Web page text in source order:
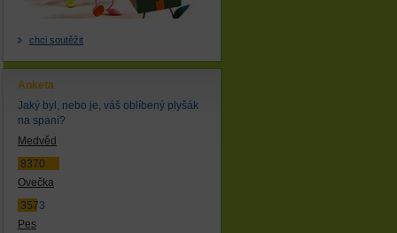
chci soutěžit
Anketa
Jaký byl, nebo je, váš oblíbený plyšák
na spaní?
Medvěd
8370
Ovečka
3573
Pes